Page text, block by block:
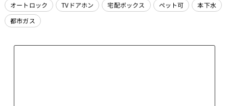
オートロック
TVドアホン 宅配ボックス ペット可
本下水
都市ガス